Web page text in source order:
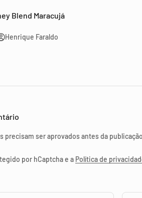
Blend Maracujá
Henrique Faraldo
precisam ser aprovados antes da
por hCaptcha e a Política de